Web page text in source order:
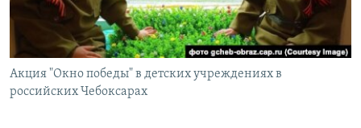
ELIFBE
УКРАИНСКАЯ ПРОБЛЕМА КРЫМА
Все сайты RFE/RL
Акция "Окно победы" в детских учреждениях в
российских Чебоксарах